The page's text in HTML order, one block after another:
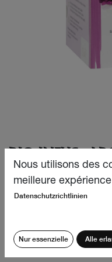
BIO INFUS.
24X1.2G
Cette infusion bio
sensuelles
aromatique.
Nous utilisons des
meilleure
Datenschutzrichtlinien
Nur essenzielle Alle